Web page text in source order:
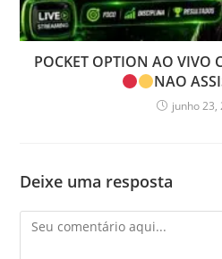
POCKET OPTION AO VIVO
NAO
junho 23,
Deixe uma resposta